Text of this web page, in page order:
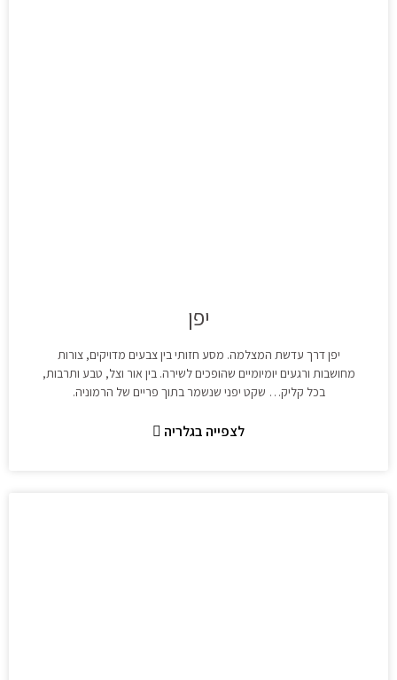
יפן
יפן דרך עדשת המצלמה. מסע חזותי בין צבעים מדויקים, צורות
מחושבות ורגעים יומיומיים שהופכים לשירה. בין אור וצל, טבע ותרבות,
בכל קליק… שקט יפני שנשמר בתוך פריים של הרמוניה.
לצפייה בגלריה